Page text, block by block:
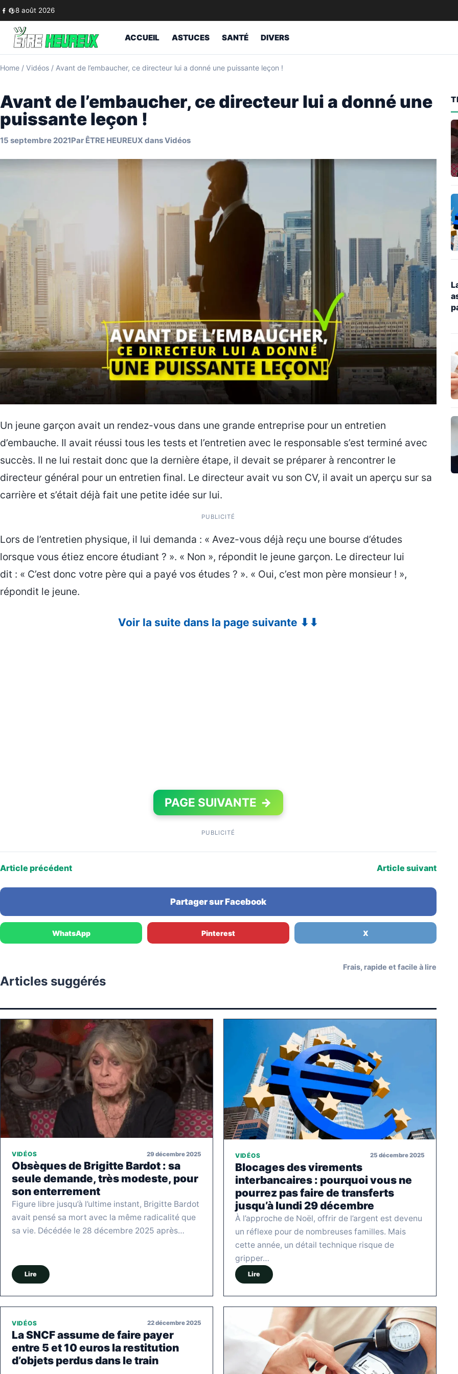
Skip to content
8 août 2026
ACCUEIL ASTUCES SANTÉ DIVERS
Home / Vidéos / Avant de l’embaucher, ce directeur lui a donné une puissante leçon !
Avant de l’embaucher, ce directeur lui a donné une
puissante leçon !
15 septembre 2021Par ÊTRE HEUREUX dansVidéos
Un jeune garçon avait un rendez-vous dans une grande entreprise pour un entretien
d’embauche. Il avait réussi tous les tests et l’entretien avec le responsable s’est terminé avec
succès. Il ne lui restait donc que la dernière étape, il devait se préparer à rencontrer le
directeur général pour un entretien final. Le directeur avait vu son CV, il avait un aperçu sur sa
carrière et s’était déjà fait une petite idée sur lui.
PUBLICITÉ
Lors de l’entretien physique, il lui demanda : « Avez-vous déjà reçu une bourse d’études
lorsque vous étiez encore étudiant ? ». « Non », répondit le jeune garçon. Le directeur lui
dit : « C’est donc votre père qui a payé vos études ? ». « Oui, c’est mon père monsieur ! »,
répondit le jeune.
Voir la suite dans la page suivante ⬇⬇
PAGE SUIVANTE →
PUBLICITÉ
Article précédent Article suivant
Partager sur Facebook
WhatsApp Pinterest X
Articles suggérés
Frais, rapide et facile à lire
VIDÉOS 29 décembre 2025
Obsèques de Brigitte Bardot : sa
seule demande, très modeste, pour
son enterrement
Figure libre jusqu’à l’ultime instant, Brigitte Bardot
avait pensé sa mort avec la même radicalité que
sa vie. Décédée le 28 décembre 2025 après…
Lire
VIDÉOS 25 décembre 2025
Blocages des virements
interbancaires : pourquoi vous ne
pourrez pas faire de transferts
jusqu’à lundi 29 décembre
À l’approche de Noël, offrir de l’argent est devenu
un réflexe pour de nombreuses familles. Mais
cette année, un détail technique risque de
gripper…
Lire
VIDÉOS 22 décembre 2025
La SNCF assume de faire payer
entre 5 et 10 euros la restitution
d’objets perdus dans le train